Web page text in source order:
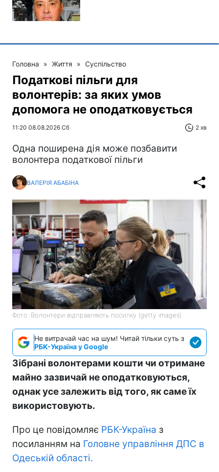
Головна » Життя » Суспільство
Податкові пільги для
волонтерів: за яких умов
допомога не оподатковується
11:20 08.08.2026 Сб 2 хв
Одна поширена дія може позбавити
волонтера податкової пільги
ВАЛЕРІЯ АБАБІНА
Фото: Волонтери відправляють посилку (getty images)
Не витрачай час на шум! Читай тільки суть з
РБК-Україна у Google
Зібрані волонтерами кошти чи отримане
майно зазвичай не оподатковуються,
однак усе залежить від того, як саме їх
використовують.
Про це повідомляє РБК-Україна з
посиланням на Головне управління ДПС в
Одеській області.